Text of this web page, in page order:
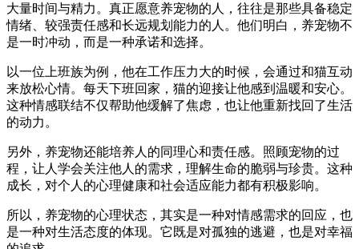
大量时间与精力。真正愿意养宠物的人，往往是那些具备稳定
情绪、较强责任感和长远规划能力的人。他们明白，养宠物不
是一时冲动，而是一种承诺和选择。
以一位上班族为例，他在工作压力大的时候，会通过和猫互动
来放松心情。每天下班回家，猫的迎接让他感到温暖和安心。
这种情感联结不仅帮助他缓解了焦虑，也让他重新找回了生活
的动力。
另外，养宠物还能培养人的同理心和责任感。照顾宠物的过
程，让人学会关注他人的需求，理解生命的脆弱与珍贵。这种
成长，对个人的心理健康和社会适应能力都有积极影响。
所以，养宠物的心理状态，其实是一种对情感需求的回应，也
是一种对生活态度的体现。它既是对孤独的逃避，也是对幸福